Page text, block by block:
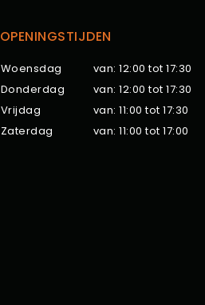
OPENINGSTIJDEN
Woensdag
van: 12:00 tot 17:30
Donderdag
van: 12:00 tot 17:30
Vrijdag
van: 11:00 tot 17:30
Zaterdag
van: 11:00 tot 17:00